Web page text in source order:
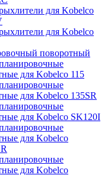
для Kobelco
для Kobelco
поворотный
для Kobelco 115
для Kobelco 135SR
для Kobelco SK120I
для Kobelco
для Kobelco